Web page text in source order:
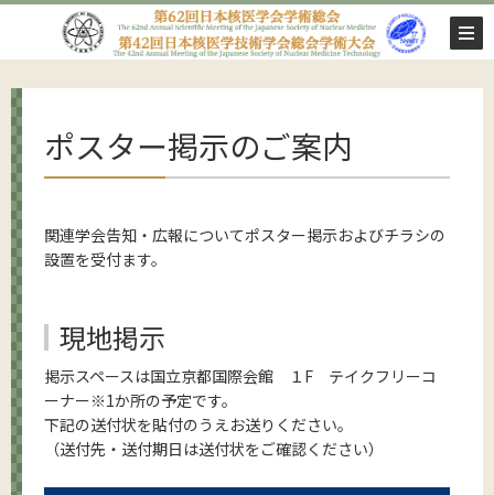
ポスター掲示のご案内
関連学会告知・広報についてポスター掲示およびチラシの
設置を受付ます。
現地掲示
掲示スペースは国立京都国際会館 １F テイクフリーコ
ーナー※1か所の予定です。
下記の送付状を貼付のうえお送りください。
（送付先・送付期日は送付状をご確認ください）